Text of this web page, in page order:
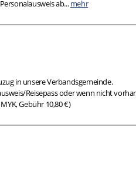
ab...mehr
in unsere Verbandsgemeinde.
Reisepass oder wenn nicht
Gebühr 10,80 €)